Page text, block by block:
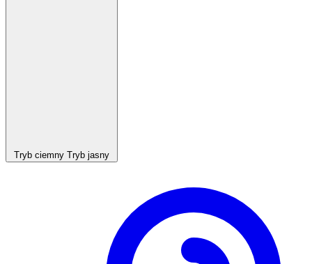
Tryb ciemny Tryb jasny